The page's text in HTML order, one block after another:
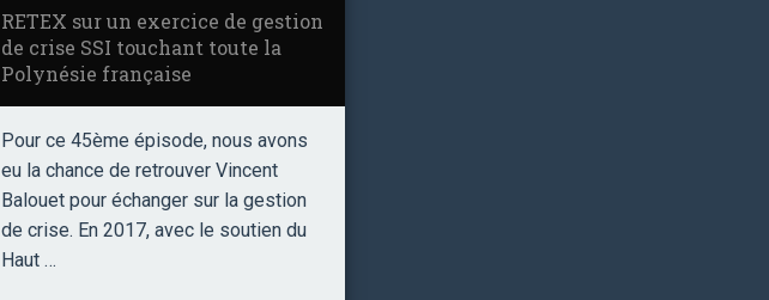
RETEX sur un exercice de gestion
de crise SSI touchant toute la
Polynésie française
Pour ce 45ème épisode, nous avons
eu la chance de retrouver Vincent
Balouet pour échanger sur la gestion
de crise. En 2017, avec le soutien du
Haut …